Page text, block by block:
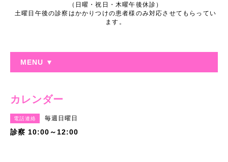
（日曜・祝日・木曜午後休診）
土曜日午後の診察はかかりつけの患者様のみ対応させてもらってい
ます。
MENU ▼
カレンダー
電話連絡 毎週日曜日
診察 10:00～12:00